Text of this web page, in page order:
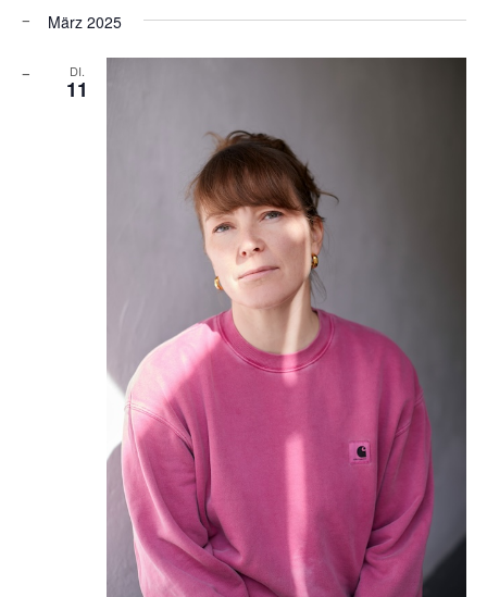
März 2025
DI.
11